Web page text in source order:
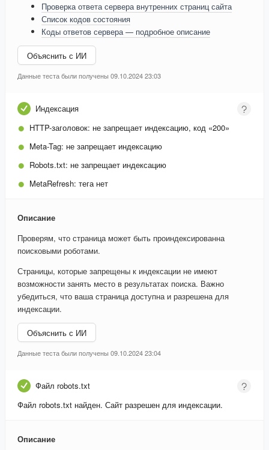
Проверка ответа сервера внутренних страниц сайта
Список кодов состояния
Коды ответов сервера — подробное описание
Объяснить с ИИ
Данные теста были получены 09.10.2024 23:03
Индексация
HTTP-заголовок: не запрещает индексацию, код «200»
Meta-Tag: не запрещает индексацию
Robots.txt: не запрещает индексацию
MetaRefresh: тега нет
Описание
Проверям, что страница может быть проиндексированна
поисковыми роботами.
Страницы, которые запрещены к индексации не имеют
возможности занять место в результатах поиска. Важно
убедиться, что ваша страница доступна и разрешена для
индексации.
Объяснить с ИИ
Данные теста были получены 09.10.2024 23:04
Файл robots.txt
Файл robots.txt найден. Сайт разрешен для индексации.
Описание